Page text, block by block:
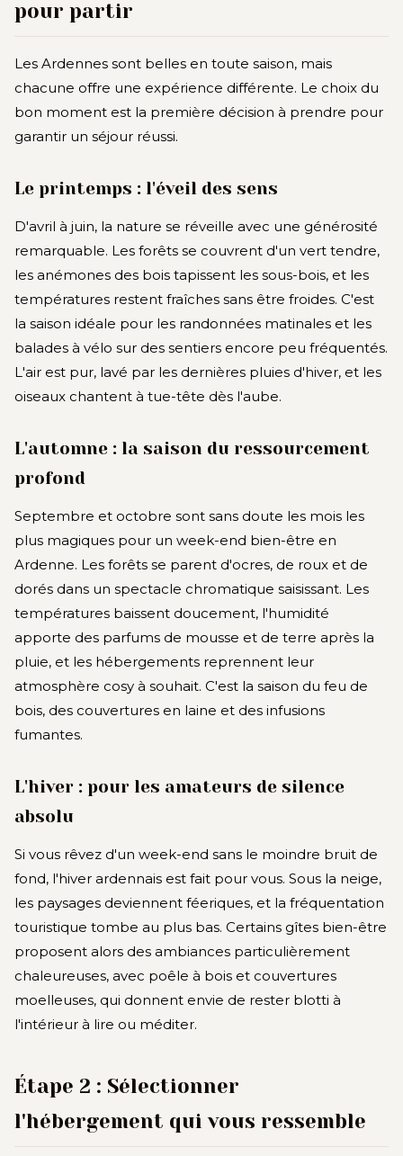
pour partir
Les Ardennes sont belles en toute saison, mais
chacune offre une expérience différente. Le choix du
bon moment est la première décision à prendre pour
garantir un séjour réussi.
Le printemps : l'éveil des sens
D'avril à juin, la nature se réveille avec une générosité
remarquable. Les forêts se couvrent d'un vert tendre,
les anémones des bois tapissent les sous-bois, et les
températures restent fraîches sans être froides. C'est
la saison idéale pour les randonnées matinales et les
balades à vélo sur des sentiers encore peu fréquentés.
L'air est pur, lavé par les dernières pluies d'hiver, et les
oiseaux chantent à tue-tête dès l'aube.
L'automne : la saison du ressourcement
profond
Septembre et octobre sont sans doute les mois les
plus magiques pour un week-end bien-être en
Ardenne. Les forêts se parent d'ocres, de roux et de
dorés dans un spectacle chromatique saisissant. Les
températures baissent doucement, l'humidité
apporte des parfums de mousse et de terre après la
pluie, et les hébergements reprennent leur
atmosphère cosy à souhait. C'est la saison du feu de
bois, des couvertures en laine et des infusions
fumantes.
L'hiver : pour les amateurs de silence
absolu
Si vous rêvez d'un week-end sans le moindre bruit de
fond, l'hiver ardennais est fait pour vous. Sous la neige,
les paysages deviennent féeriques, et la fréquentation
touristique tombe au plus bas. Certains gîtes bien-être
proposent alors des ambiances particulièrement
chaleureuses, avec poêle à bois et couvertures
moelleuses, qui donnent envie de rester blotti à
l'intérieur à lire ou méditer.
Étape 2 : Sélectionner
l'hébergement qui vous ressemble